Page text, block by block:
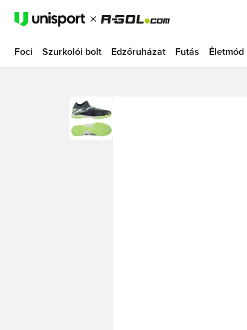
Foci Szurkolói bolt Edzőruházat Futás Életmód